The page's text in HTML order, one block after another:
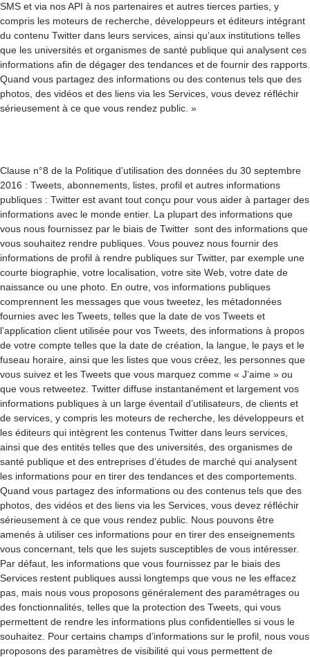
SMS et via nos API à nos partenaires et autres tierces parties, y
compris les moteurs de recherche, développeurs et éditeurs intégrant
du contenu Twitter dans leurs services, ainsi qu’aux institutions telles
que les universités et organismes de santé publique qui analysent ces
informations afin de dégager des tendances et de fournir des rapports.
Quand vous partagez des informations ou des contenus tels que des
photos, des vidéos et des liens via les Services, vous devez réfléchir
sérieusement à ce que vous rendez public. »
Clause n°8 de la Politique d’utilisation des données du 30 septembre
2016 : Tweets, abonnements, listes, profil et autres informations
publiques : Twitter est avant tout conçu pour vous aider à partager des
informations avec le monde entier. La plupart des informations que
vous nous fournissez par le biais de Twitter sont des informations que
vous souhaitez rendre publiques. Vous pouvez nous fournir des
informations de profil à rendre publiques sur Twitter, par exemple une
courte biographie, votre localisation, votre site Web, votre date de
naissance ou une photo. En outre, vos informations publiques
comprennent les messages que vous tweetez, les métadonnées
fournies avec les Tweets, telles que la date de vos Tweets et
l’application client utilisée pour vos Tweets, des informations à propos
de votre compte telles que la date de création, la langue, le pays et le
fuseau horaire, ainsi que les listes que vous créez, les personnes que
vous suivez et les Tweets que vous marquez comme « J’aime » ou
que vous retweetez. Twitter diffuse instantanément et largement vos
informations publiques à un large éventail d’utilisateurs, de clients et
de services, y compris les moteurs de recherche, les développeurs et
les éditeurs qui intègrent les contenus Twitter dans leurs services,
ainsi que des entités telles que des universités, des organismes de
santé publique et des entreprises d’études de marché qui analysent
les informations pour en tirer des tendances et des comportements.
Quand vous partagez des informations ou des contenus tels que des
photos, des vidéos et des liens via les Services, vous devez réfléchir
sérieusement à ce que vous rendez public. Nous pouvons être
amenés à utiliser ces informations pour en tirer des enseignements
vous concernant, tels que les sujets susceptibles de vous intéresser.
Par défaut, les informations que vous fournissez par le biais des
Services restent publiques aussi longtemps que vous ne les effacez
pas, mais nous vous proposons généralement des paramétrages ou
des fonctionnalités, telles que la protection des Tweets, qui vous
permettent de rendre les informations plus confidentielles si vous le
souhaitez. Pour certains champs d’informations sur le profil, nous vous
proposons des paramètres de visibilité qui vous permettent de